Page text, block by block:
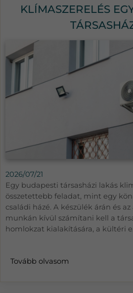
KLÍMASZERELÉS
2026/07/21
Egy budapesti társasházi lakás
összetettebb feladat, mint egy
családi házé. A készülék árán és
munkán kívül számítani kell a
homlokzat kialakítására, a kültéri
Tovább olvasom